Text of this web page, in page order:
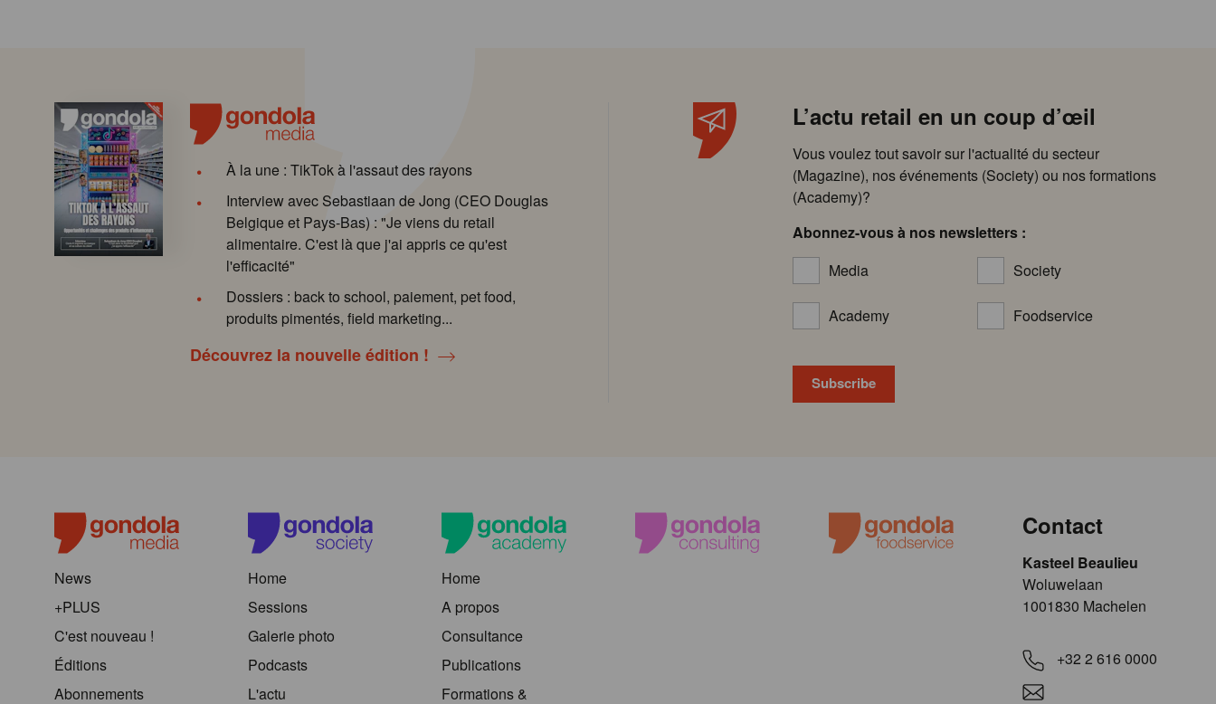
À la une : TikTok à l'assaut des rayons
Interview avec Sebastiaan de Jong (CEO Douglas
Belgique et Pays-Bas) : "Je viens du retail
alimentaire. C'est là que j'ai appris ce qu'est
l'efficacité"
Dossiers : back to school, paiement, pet food,
produits pimentés, field marketing...
Découvrez la nouvelle édition !
L’actu retail en un coup d’œil
Vous voulez tout savoir sur l'actualité du secteur
(Magazine), nos événements (Society) ou nos formations
(Academy)?
Abonnez-vous à nos newsletters :
Media
Society
Academy Foodservice
News
+PLUS
C'est nouveau !
Éditions
Abonnements
Home
Sessions
Galerie photo
Podcasts
L'actu
Home
A propos
Consultance
Publications
Formations &
Contact
Kasteel Beaulieu
​​​Woluwelaan
1001830 Machelen
+32 2 616 0000